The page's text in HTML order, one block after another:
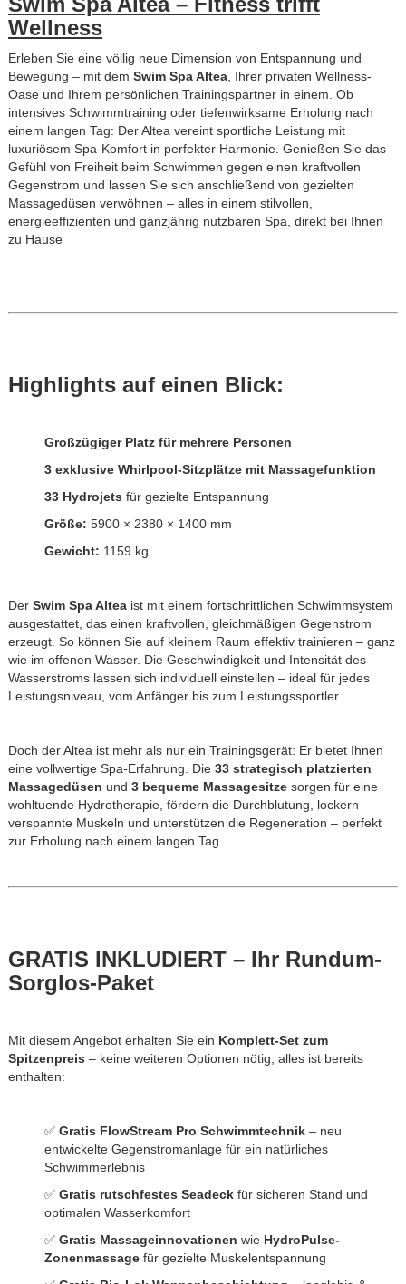
Wellness
Erleben Sie eine völlig neue Dimension von Entspannung und
Bewegung – mit dem Swim Spa Altea, Ihrer privaten Wellness-
Oase und Ihrem persönlichen Trainingspartner in einem. Ob
intensives Schwimmtraining oder tiefenwirksame Erholung nach
einem langen Tag: Der Altea vereint sportliche Leistung mit
luxuriösem Spa-Komfort in perfekter Harmonie. Genießen Sie das
Gefühl von Freiheit beim Schwimmen gegen einen kraftvollen
Gegenstrom und lassen Sie sich anschließend von gezielten
Massagedüsen verwöhnen – alles in einem stilvollen,
energieeffizienten und ganzjährig nutzbaren Spa, direkt bei Ihnen
zu Hause
Highlights auf einen Blick:
Großzügiger Platz für mehrere Personen
3 exklusive Whirlpool-Sitzplätze mit Massagefunktion
33 Hydrojets für gezielte Entspannung
Größe: 5900 × 2380 × 1400 mm
Gewicht: 1159 kg
Der Swim Spa Alteaist mit einem fortschrittlichen Schwimmsystem
ausgestattet, das einen kraftvollen, gleichmäßigen Gegenstrom
erzeugt. So können Sie auf kleinem Raum effektiv trainieren – ganz
wie im offenen Wasser. Die Geschwindigkeit und Intensität des
Wasserstroms lassen sich individuell einstellen – ideal für jedes
Leistungsniveau, vom Anfänger bis zum Leistungssportler.
Doch der Altea ist mehr als nur ein Trainingsgerät: Er bietet Ihnen
eine vollwertige Spa-Erfahrung. Die 33 strategisch platzierten
Massagedüsen und 3 bequeme Massagesitzesorgen für eine
wohltuende Hydrotherapie, fördern die Durchblutung, lockern
verspannte Muskeln und unterstützen die Regeneration – perfekt
zur Erholung nach einem langen Tag.
GRATIS INKLUDIERT – Ihr Rundum-
Sorglos-Paket
Mit diesem Angebot erhalten Sie ein Komplett-Set zum
Spitzenpreis – keine weiteren Optionen nötig, alles ist bereits
enthalten:
✅ Gratis FlowStream Pro Schwimmtechnik– neu
entwickelte Gegenstromanlage für ein natürliches
Schwimmerlebnis
✅ Gratis rutschfestes Seadeckfür sicheren Stand und
optimalen Wasserkomfort
✅ Gratis Massageinnovationen wie HydroPulse-
Zonenmassagefür gezielte Muskelentspannung